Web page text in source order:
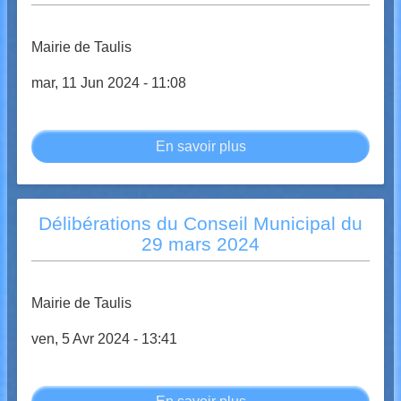
Mairie de Taulis
mar, 11 Jun 2024 - 11:08
En savoir plussur
Délibérations
du
Municipal
du
Délibérations du Conseil Municipal du
29 mars 2024
Mairie de Taulis
ven, 5 Avr 2024 - 13:41